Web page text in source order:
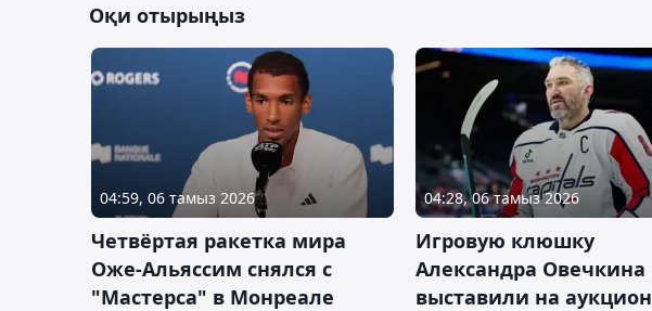
Оқи отырыңыз
04:59, 06 тамыз 2026
Четвёртая ракетка мира
Оже-Альяссим снялся с
"Мастерса" в Монреале
04:28, 06 тамыз 2026
Игровую клюшку
Александра Овечкина
выставили на аукцион